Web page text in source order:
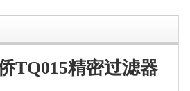
TQ015精密过滤器